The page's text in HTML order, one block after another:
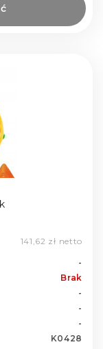
141,62 zł netto
-
Brak
-
-
-
K0428